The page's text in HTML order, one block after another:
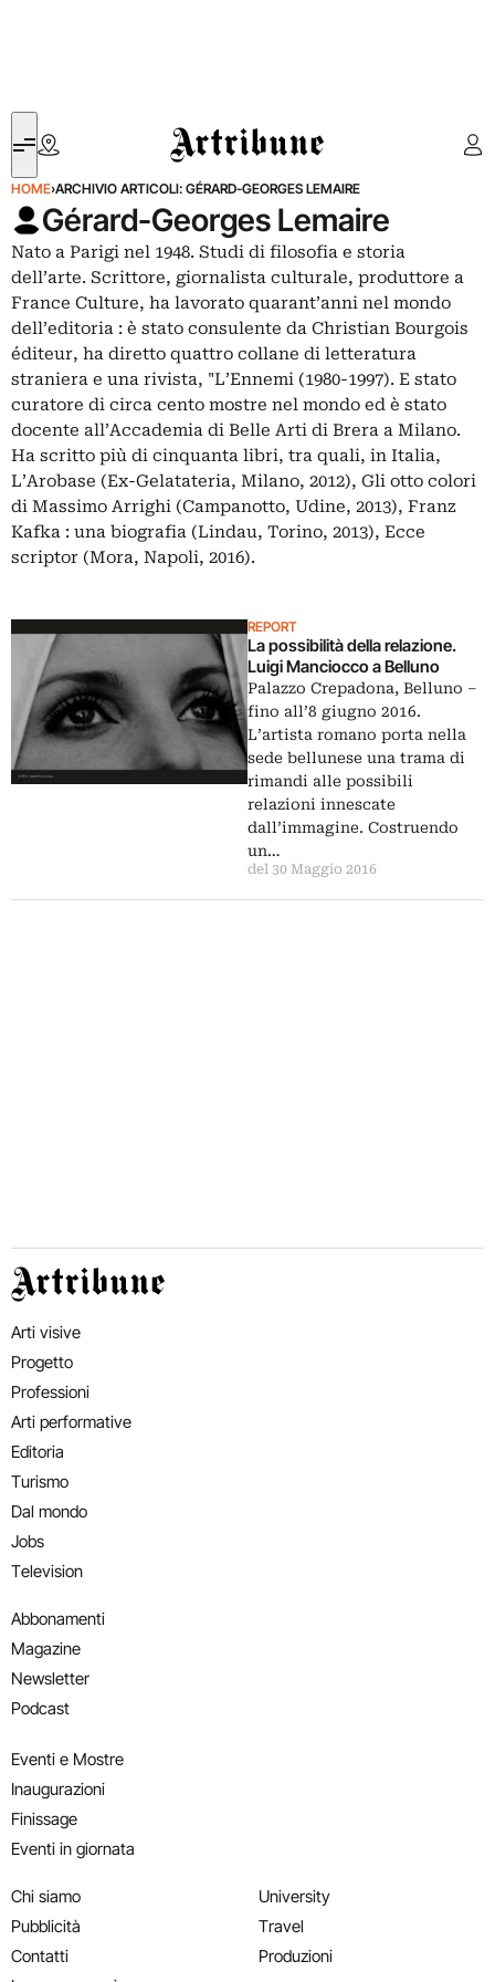
Artribune
HOME›ARCHIVIO ARTICOLI: GÉRARD-GEORGES LEMAIRE
Gérard-Georges Lemaire
Nato a Parigi nel 1948. Studi di filosofia e storia
dell’arte. Scrittore, giornalista culturale, produttore a
France Culture, ha lavorato quarant’anni nel mondo
dell’editoria : è stato consulente da Christian Bourgois
éditeur, ha diretto quattro collane di letteratura
straniera e una rivista, "L’Ennemi (1980-1997). E stato
curatore di circa cento mostre nel mondo ed è stato
docente all’Accademia di Belle Arti di Brera a Milano.
Ha scritto più di cinquanta libri, tra quali, in Italia,
L’Arobase (Ex-Gelatateria, Milano, 2012), Gli otto colori
di Massimo Arrighi (Campanotto, Udine, 2013), Franz
Kafka : una biografia (Lindau, Torino, 2013), Ecce
scriptor (Mora, Napoli, 2016).
REPORT
La possibilità della relazione.
Luigi Manciocco a Belluno
Palazzo Crepadona, Belluno –
fino all’8 giugno 2016.
L’artista romano porta nella
sede bellunese una trama di
rimandi alle possibili
relazioni innescate
dall’immagine. Costruendo
un…
del 30 Maggio 2016
Artribune
Arti visive
Progetto
Professioni
Arti performative
Editoria
Turismo
Dal mondo
Jobs
Television
Abbonamenti
Magazine
Newsletter
Podcast
Eventi e Mostre
Inaugurazioni
Finissage
Eventi in giornata
Chi siamo
Pubblicità
Contatti
University
Travel
Produzioni